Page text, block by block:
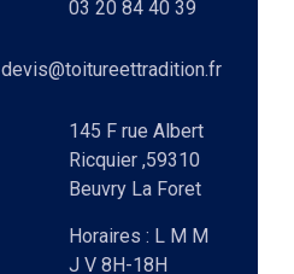
03 20 84 40 39
devis@toitureettradition.fr
145 F rue Albert
Ricquier ,59310
Beuvry La Foret
Horaires : L M M
J V 8H-18H